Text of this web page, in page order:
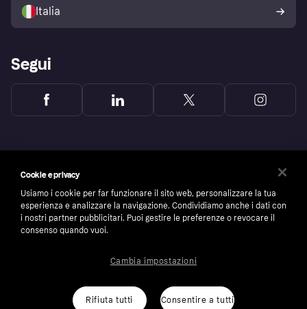
dell'acquirente Klarna
Italia
Segui
number: 556737-0431
Cookie e privacy
Usiamo i cookie per far funzionare il sito web, personalizzare la tua
esperienza e analizzare la navigazione. Condividiamo anche i dati con
i nostri partner pubblicitari. Puoi gestire le preferenze o revocare il
consenso quando vuoi.
Rifiuta tutti Consentire a tutti
Cambia impostazioni